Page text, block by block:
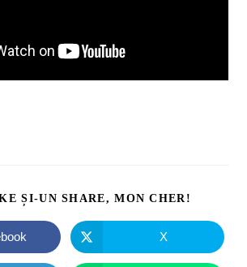
ȘI-UN SHARE, MON CHER!
X